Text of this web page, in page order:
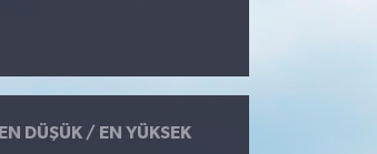
EN DÜŞÜK / EN YÜKSEK